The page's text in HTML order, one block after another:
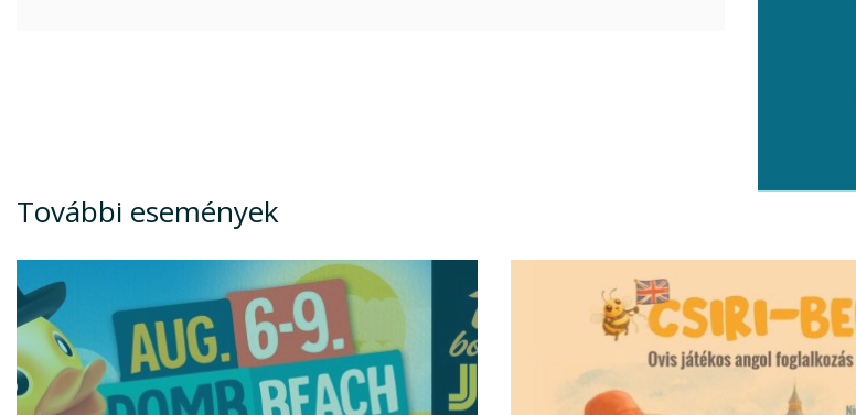
További események